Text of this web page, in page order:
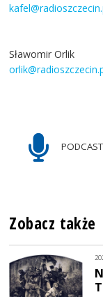
Sławomir Orlik
Zobacz także